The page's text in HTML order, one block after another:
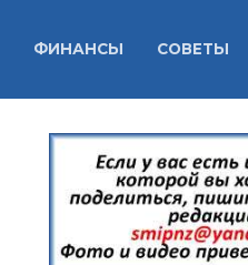
ФИНАНСЫ СОВЕТЫ